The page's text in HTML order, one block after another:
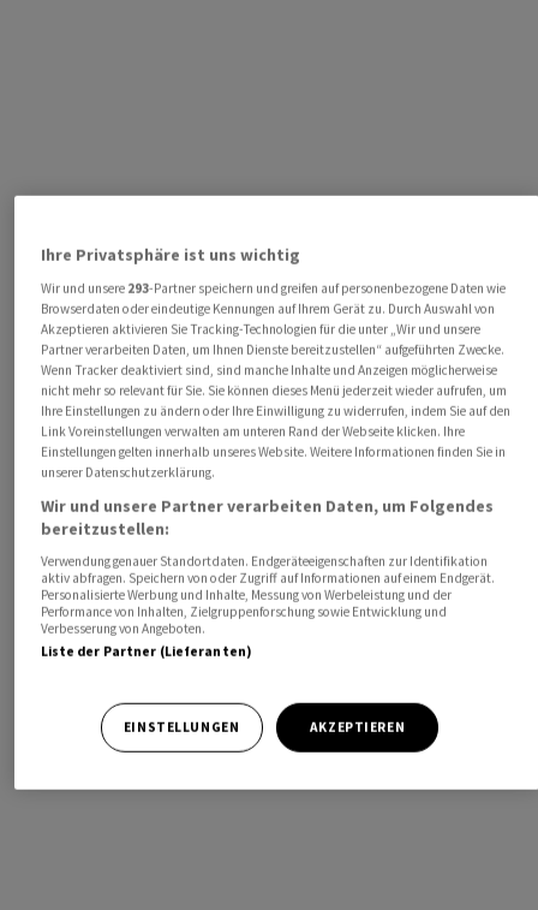
Optische Netzwerke: Die zunehmend bedeutende
Schlüsseltechnologie
Ihre Privatsphäre ist uns wichtig
Wir und unsere 293-Partner speichern und greifen auf personenbezogene Daten wie
Browserdaten oder eindeutige Kennungen auf Ihrem Gerät zu. Durch Auswahl von
Akzeptieren aktivieren Sie Tracking-Technologien für die unter „Wir und unsere
Partner verarbeiten Daten, um Ihnen Dienste bereitzustellen“ aufgeführten Zwecke.
Wenn Tracker deaktiviert sind, sind manche Inhalte und Anzeigen möglicherweise
nicht mehr so relevant für Sie. Sie können dieses Menü jederzeit wieder aufrufen, um
Ihre Einstellungen zu ändern oder Ihre Einwilligung zu widerrufen, indem Sie auf den
Link Voreinstellungen verwalten am unteren Rand der Webseite klicken. Ihre
Einstellungen gelten innerhalb unseres Website. Weitere Informationen finden Sie in
unserer Datenschutzerklärung.
Wir und unsere Partner verarbeiten Daten, um Folgendes
bereitzustellen:
Verwendung genauer Standortdaten. Endgeräteeigenschaften zur Identifikation
aktiv abfragen. Speichern von oder Zugriff auf Informationen auf einem Endgerät.
Personalisierte Werbung und Inhalte, Messung von Werbeleistung und der
Performance von Inhalten, Zielgruppenforschung sowie Entwicklung und
Verbesserung von Angeboten.
Liste der Partner (Lieferanten)
EINSTELLUNGEN AKZEPTIEREN